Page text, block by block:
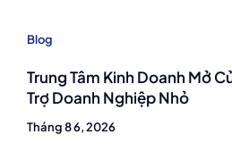
Blog
Trung Tâm Kinh Doanh Mở
Trợ Doanh Nghiệp Nhỏ
Tháng 8 6, 2026